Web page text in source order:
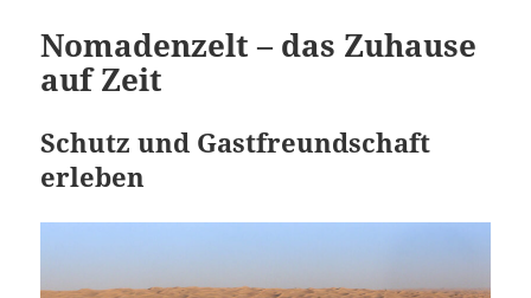
Nomadenzelt – das Zuhause
auf Zeit
Schutz und Gastfreundschaft
erleben